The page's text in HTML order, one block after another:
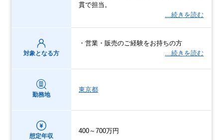
貫で担当。
…続きを読む
対象となる方
・営業・販売のご経験をお持ちの方
…続きを読む
勤務地
東京都
想定年収
400～700万円